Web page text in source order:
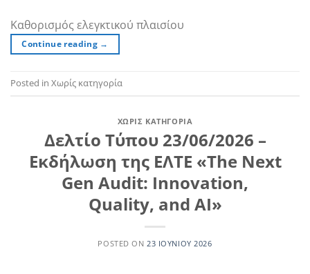
Καθορισμός ελεγκτικού πλαισίου
Continue reading →
Posted in Χωρίς κατηγορία
ΧΩΡΊΣ ΚΑΤΗΓΟΡΊΑ
Δελτίο Τύπου 23/06/2026 –
Εκδήλωση της ΕΛΤΕ «The Next
Gen Audit: Innovation,
Quality, and AI»
POSTED ON 23 ΙΟΥΝΊΟΥ 2026